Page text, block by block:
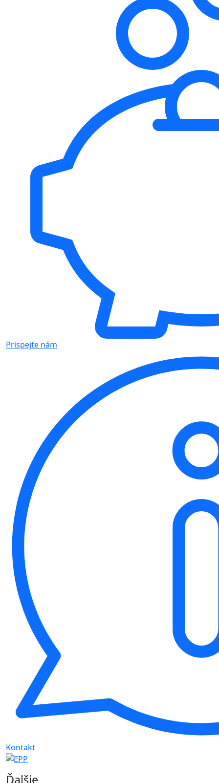
Prispejte nám
Kontakt
Ďalšie